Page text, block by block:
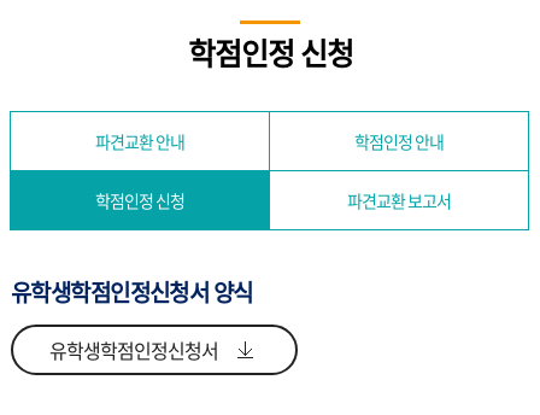
학점인정 신청
파견교환 안내 학점인정 안내
학점인정 신청 파견교환 보고서
유학생학점인정신청서 양식
유학생학점인정신청서